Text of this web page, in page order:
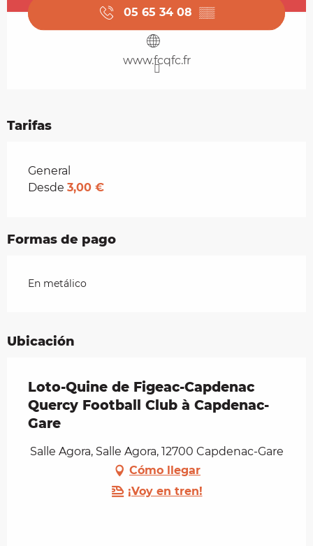
05 65 34 08 ▒▒
www.fcqfc.fr
Tarifas
Tarifas 2026
General
Desde 3,00 €
Formas de pago
En metálico
Ubicación
Loto-Quine de Figeac-Capdenac
Quercy Football Club à Capdenac-
Gare
Salle Agora, Salle Agora, 12700 Capdenac-Gare
Cómo llegar
¡Voy en tren!